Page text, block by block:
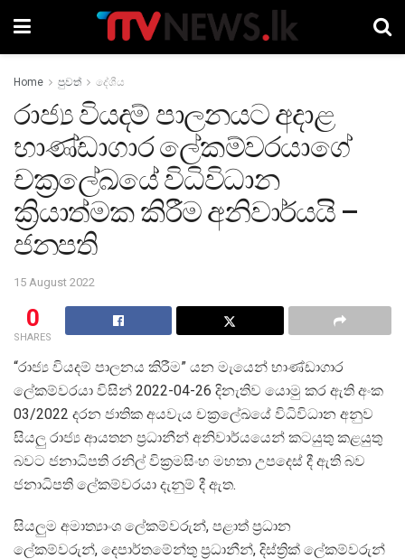
Home පුවත් දේශීය
රාජ්‍ය වියදම් පාලනයට අදාළ
භාණ්ඩාගාර ලේකම්වරයාගේ
චක්‍රලේඛයේ විධිවිධාන
ක්‍රියාත්මක කිරීම අනිවාර්යයි –
ජනපති
15 August 2022
0
SHARES
“රාජ්‍ය වියදම් පාලනය කිරීම” යන මැයෙන් භාණ්ඩාගාර
ලේකම්වරයා විසින් 2022-04-26 දිනැතිව යොමු කර ඇති අංක
03/2022 දරන ජාතික අයවැය චක්‍රලේඛයේ විධිවිධාන අනුව
සියලු රාජ්‍ය ආයතන ප්‍රධානීන් අනිවාර්යයෙන් කටයුතු කළයුතු
බවට ජනාධිපති රනිල් වික්‍රමසිංහ මහතා උපදෙස් දී ඇති බව
ජනාධිපති ලේකම්වරයා දැනුම් දී ඇත.
සියලුම අමාත්‍යාංශ ලේකම්වරුන්, පළාත් ප්‍රධාන
ලේකම්වරුන්, දෙපාර්තමේන්තු ප්‍රධානීන්, දිස්ත්‍රික් ලේකම්වරුන්